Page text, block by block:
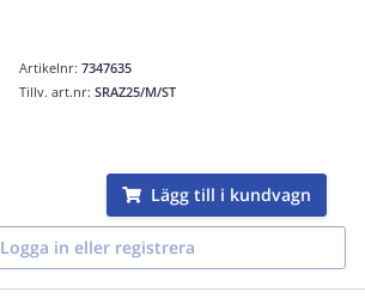
Artikelnr:7347635
Tillv. art.nr:SRAZ25/M/ST
Lägg till i kundvagn
Logga in eller registrera